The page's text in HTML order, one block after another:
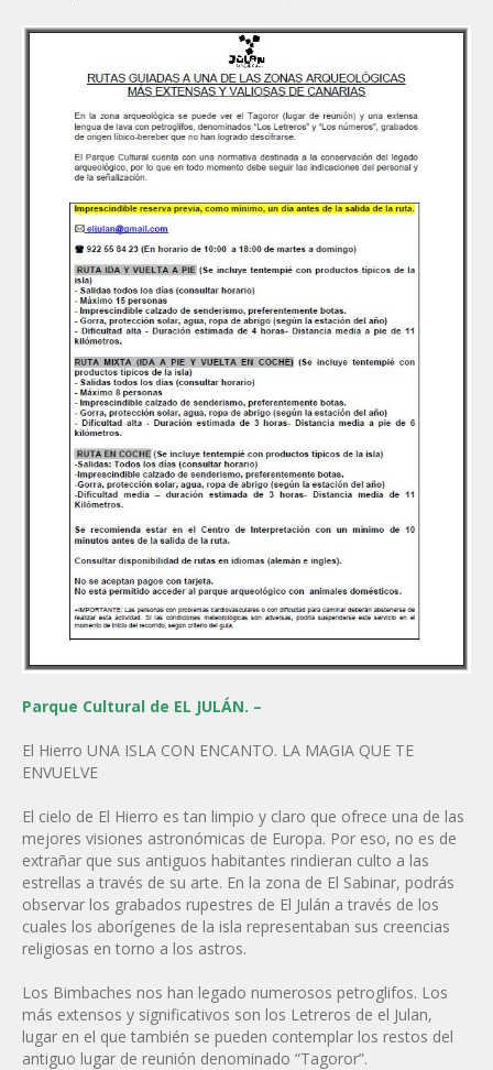
Parque Cultural de EL JULÁN. –
El Hierro UNA ISLA CON ENCANTO. LA MAGIA QUE TE
ENVUELVE
El cielo de El Hierro es tan limpio y claro que ofrece una de las
mejores visiones astronómicas de Europa. Por eso, no es de
extrañar que sus antiguos habitantes rindieran culto a las
estrellas a través de su arte. En la zona de El Sabinar, podrás
observar los grabados rupestres de El Julán a través de los
cuales los aborígenes de la isla representaban sus creencias
religiosas en torno a los astros.
Los Bimbaches nos han legado numerosos petroglifos. Los
más extensos y significativos son los Letreros de el Julan,
lugar en el que también se pueden contemplar los restos del
antiguo lugar de reunión denominado “Tagoror”.